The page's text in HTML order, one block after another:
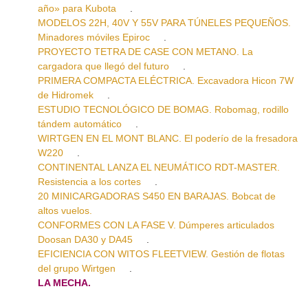
año» para Kubota
MODELOS 22H, 40V Y 55V PARA TÚNELES PEQUEÑOS.
Minadores móviles Epiroc
PROYECTO TETRA DE CASE CON METANO. La
cargadora que llegó del futuro
PRIMERA COMPACTA ELÉCTRICA. Excavadora Hicon 7W
de Hidromek
ESTUDIO TECNOLÓGICO DE BOMAG. Robomag, rodillo
tándem automático
WIRTGEN EN EL MONT BLANC. El poderío de la fresadora
W220
CONTINENTAL LANZA EL NEUMÁTICO RDT-MASTER.
Resistencia a los cortes
20 MINICARGADORAS S450 EN BARAJAS. Bobcat de
altos vuelos.
CONFORMES CON LA FASE V. Dúmperes articulados
Doosan DA30 y DA45
EFICIENCIA CON WITOS FLEETVIEW. Gestión de flotas
del grupo Wirtgen
LA MECHA.